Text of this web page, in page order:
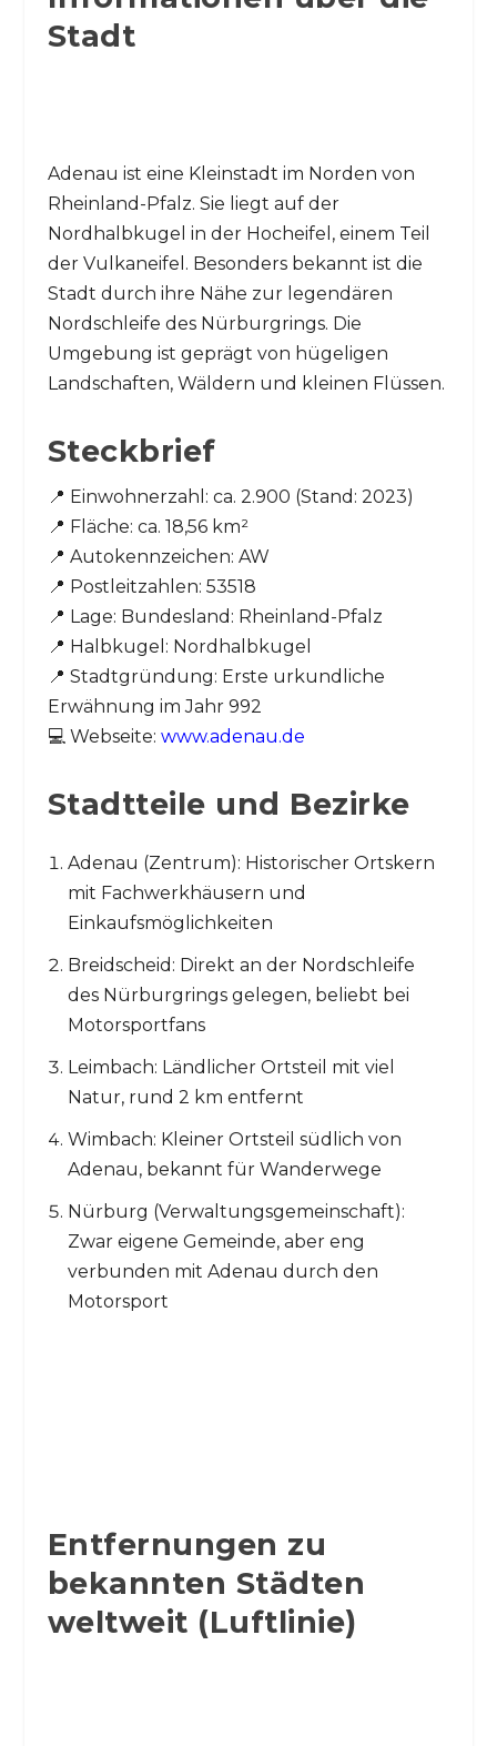
Stadt
Adenau ist eine Kleinstadt im Norden von
Rheinland-Pfalz. Sie liegt auf der
Nordhalbkugel in der Hocheifel, einem Teil
der Vulkaneifel. Besonders bekannt ist die
Stadt durch ihre Nähe zur legendären
Nordschleife des Nürburgrings. Die
Umgebung ist geprägt von hügeligen
Landschaften, Wäldern und kleinen Flüssen.
Steckbrief
📍 Einwohnerzahl: ca. 2.900 (Stand: 2023)
📍 Fläche: ca. 18,56 km²
📍 Autokennzeichen: AW
📍 Postleitzahlen: 53518
📍 Lage: Bundesland: Rheinland-Pfalz
📍 Halbkugel: Nordhalbkugel
📍 Stadtgründung: Erste urkundliche
Erwähnung im Jahr 992
💻 Webseite: www.adenau.de
Stadtteile und Bezirke
Adenau (Zentrum): Historischer Ortskern
mit Fachwerkhäusern und
Einkaufsmöglichkeiten
Breidscheid: Direkt an der Nordschleife
des Nürburgrings gelegen, beliebt bei
Motorsportfans
Leimbach: Ländlicher Ortsteil mit viel
Natur, rund 2 km entfernt
Wimbach: Kleiner Ortsteil südlich von
Adenau, bekannt für Wanderwege
Nürburg (Verwaltungsgemeinschaft):
Zwar eigene Gemeinde, aber eng
verbunden mit Adenau durch den
Motorsport
Entfernungen zu
bekannten Städten
weltweit (Luftlinie)